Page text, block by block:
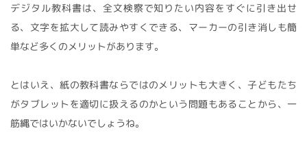
デジタル教科書は、全文検察で知りたい内容をすぐに引き出せ
る、文字を拡大して読みやすくできる、マーカーの引き消しも簡
単など多くのメリットがあります。
とはいえ、紙の教科書ならではのメリットも大きく、子どもたち
がタブレットを適切に扱えるのかという問題もあることから、一
筋縄ではいかないでしょうね。